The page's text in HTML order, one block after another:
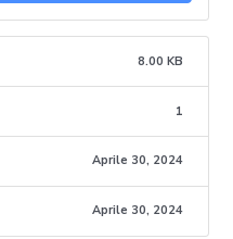
8.00 KB
1
Aprile 30, 2024
Aprile 30, 2024